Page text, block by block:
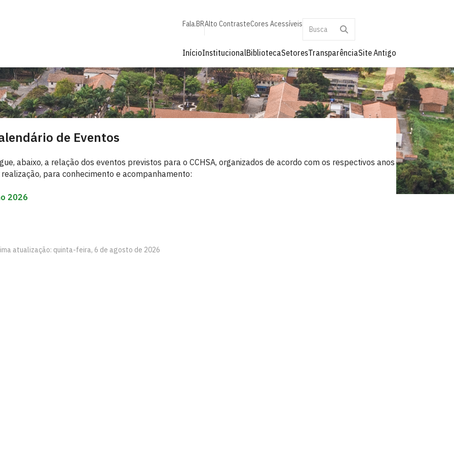
Fala.BRAlto ContrasteCores Acessíveis
InícioInstitucionalBibliotecaSetoresTransparênciaSite Antigo
de Eventos
abaixo, a relação dos eventos previstos para o CCHSA, organizados de acordo com os respectivos anos
realização, para conhecimento e acompanhamento:
2026
atualização: quinta-feira, 6 de agosto de 2026